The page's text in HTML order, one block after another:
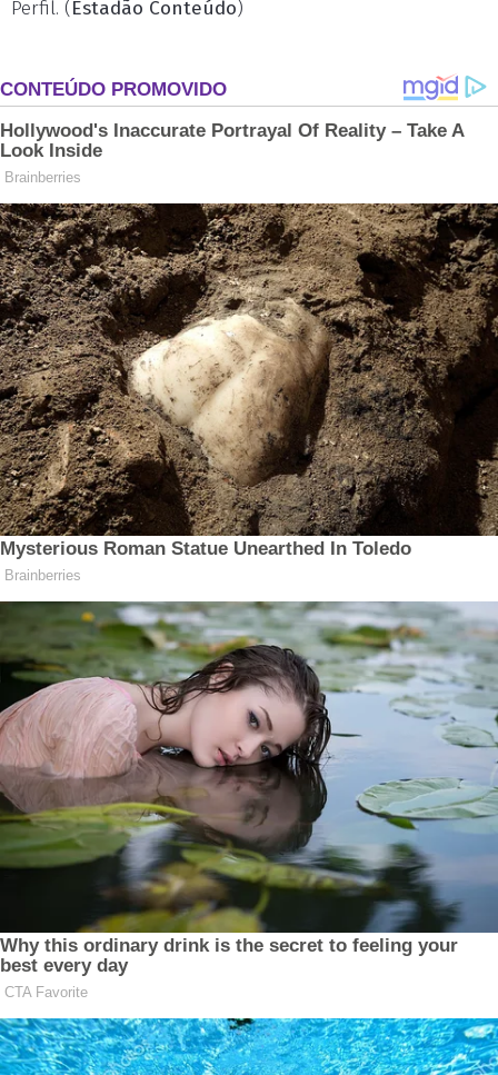
Perfil. (Estadão Conteúdo)